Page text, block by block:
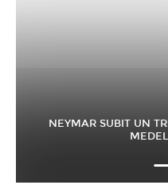
NEYMAR SUBIT UN